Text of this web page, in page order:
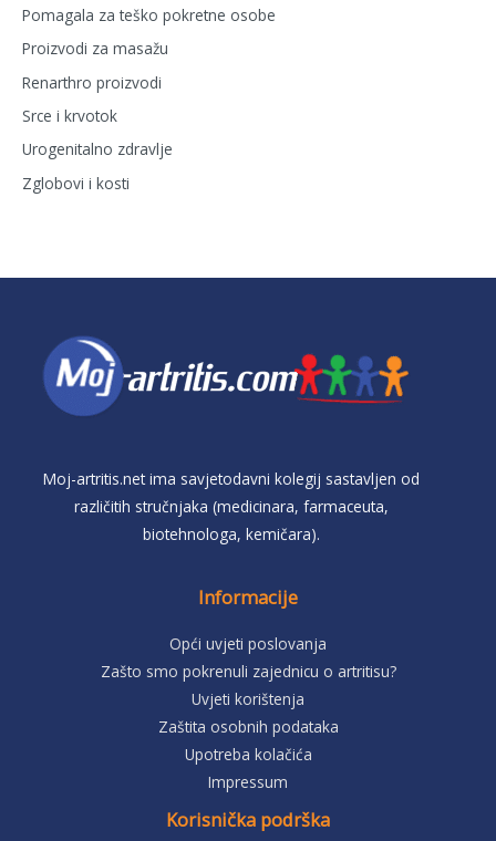
Pomagala za teško pokretne osobe
Proizvodi za masažu
Renarthro proizvodi
Srce i krvotok
Urogenitalno zdravlje
Zglobovi i kosti
Moj-artritis.net ima savjetodavni kolegij sastavljen od
različitih stručnjaka (medicinara, farmaceuta,
biotehnologa, kemičara).
Informacije
Opći uvjeti poslovanja
Zašto smo pokrenuli zajednicu o artritisu?
Uvjeti korištenja
Zaštita osobnih podataka
Upotreba kolačića
Impressum
Korisnička podrška